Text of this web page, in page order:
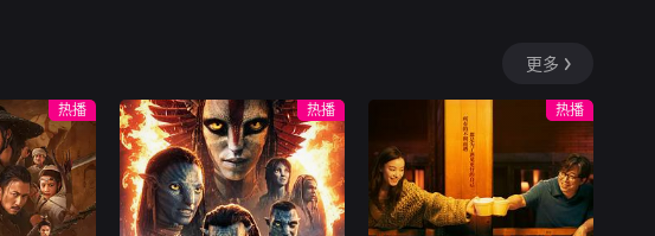
更多
热播 热播 热播